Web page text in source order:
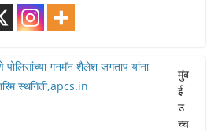
मुंब
ई
उ
च्च